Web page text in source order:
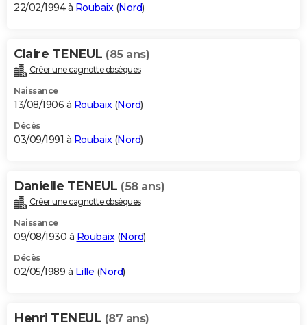
22/02/1994 à Roubaix(Nord)
Claire TENEUL (85 ans)
Créer une cagnotte obsèques
Naissance
13/08/1906 à Roubaix(Nord)
Décès
03/09/1991 à Roubaix(Nord)
Danielle TENEUL (58 ans)
Créer une cagnotte obsèques
Naissance
09/08/1930 à Roubaix(Nord)
Décès
02/05/1989 à Lille (Nord)
Henri TENEUL (87 ans)